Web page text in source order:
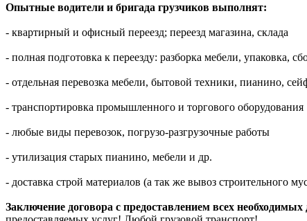
Опытные водители и бригада грузчиков выполнят:
- квартирный и офисный переезд; переезд магазина, склада
- полная подготовка к переезду: разборка мебели, упаковка,
- отдельная перевозка мебели, бытовой техники, пианино,
- транспортировка промышленного и торгового оборудования
- любые виды перевозок, погрузо-разгрузочные работы
- утилизация старых пианино, мебели и др.
- доставка строй материалов (а так же вывоз строительного
Заключение договора с предоставлением всех необходимых